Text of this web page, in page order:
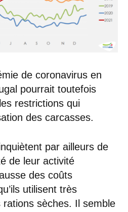
de coronavirus en
pourrait toutefois
restrictions qui
des carcasses.
par ailleurs de
de leur activité
des coûts
utilisent très
sèches. Il semble